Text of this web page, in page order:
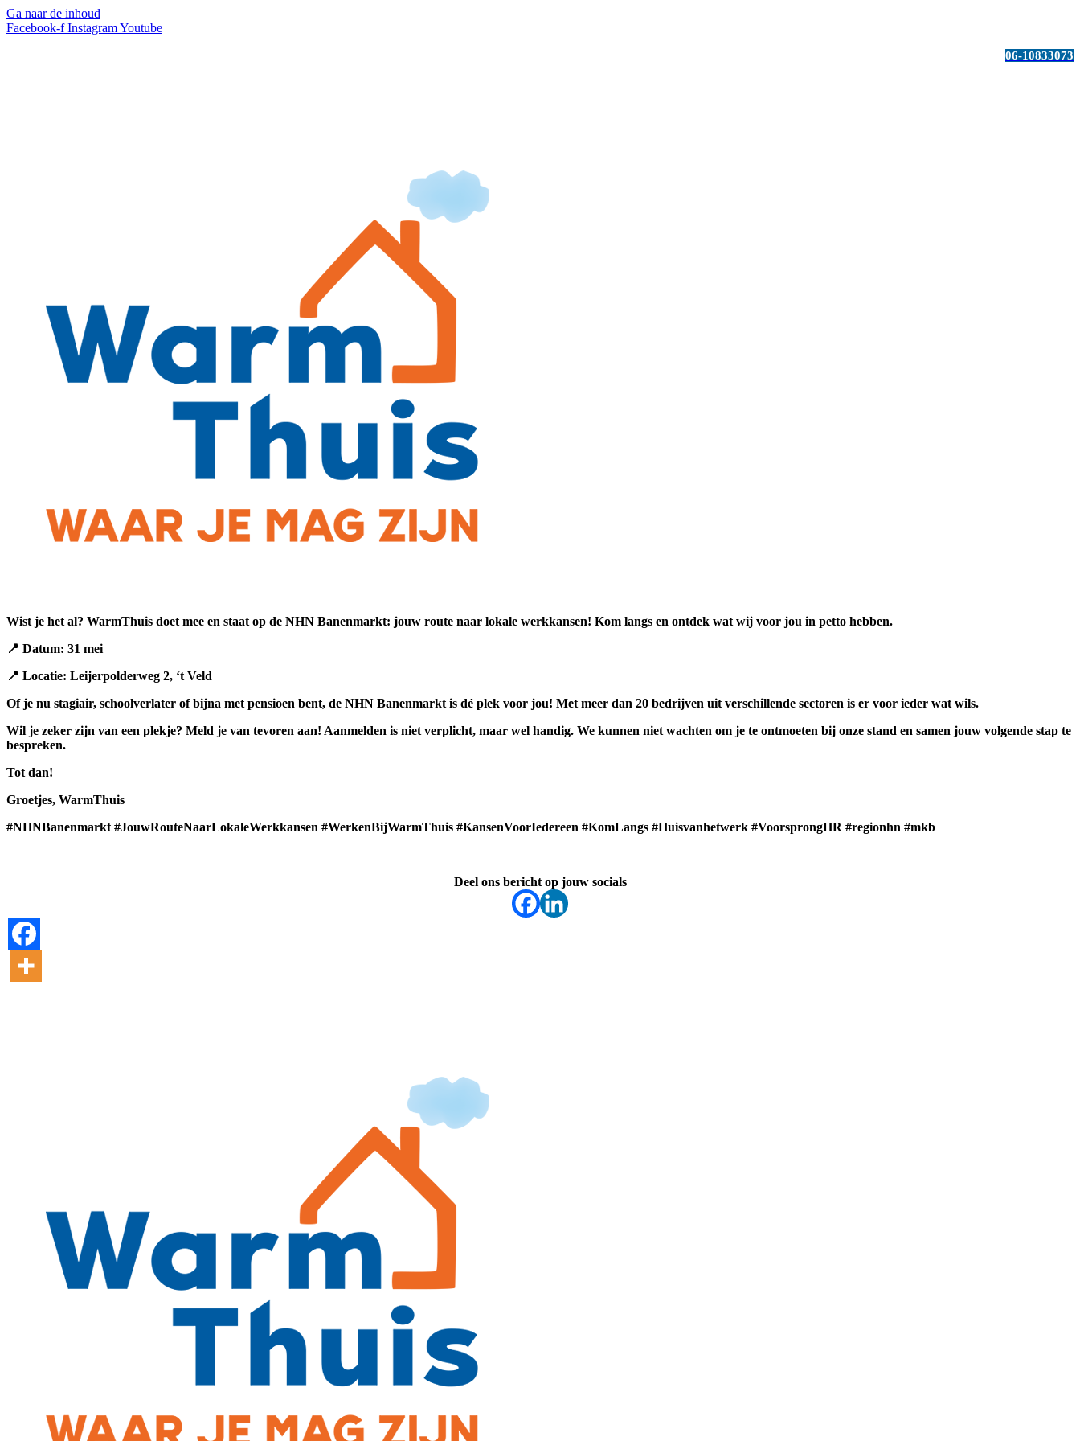
Ga naar de inhoud
Facebook-f InstagramYoutube
06-10833073
Wist je het al? WarmThuis doet mee en staat op de NHN Banenmarkt: jouw route naar lokale werkkansen! Kom langs en ontdek wat wij voor jou in petto hebben.
📍 Datum: 31 mei
📍 Locatie: Leijerpolderweg 2, ‘t Veld
Of je nu stagiair, schoolverlater of bijna met pensioen bent, de NHN Banenmarkt is dé plek voor jou! Met meer dan 20 bedrijven uit verschillende sectoren is er voor ieder wat wils.
Wil je zeker zijn van een plekje? Meld je van tevoren aan! Aanmelden is niet verplicht, maar wel handig. We kunnen niet wachten om je te ontmoeten bij onze stand en samen jouw volgende stap te
bespreken.
Tot dan!
Groetjes, WarmThuis
#NHNBanenmarkt #JouwRouteNaarLokaleWerkkansen #WerkenBijWarmThuis #KansenVoorIedereen #KomLangs #Huisvanhetwerk #VoorsprongHR #regionhn #mkb
Deel ons bericht op jouw socials